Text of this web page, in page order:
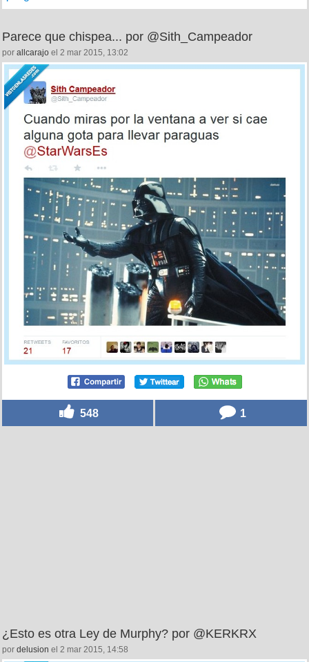
Parece que chispea... por @Sith_Campeador
por allcarajo el 2 mar 2015, 13:02
548 1
¿Esto es otra Ley de Murphy? por @KERKRX
por delusion el 2 mar 2015, 14:58